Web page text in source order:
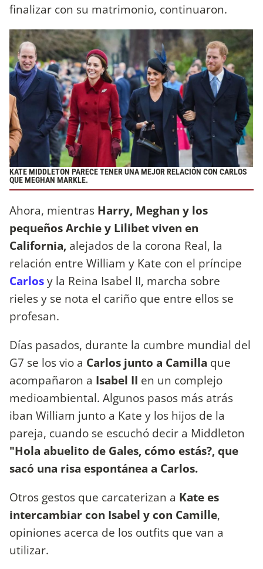
finalizar con su matrimonio, continuaron.
KATE MIDDLETON PARECE TENER UNA MEJOR RELACIÓN CON CARLOS
QUE MEGHAN MARKLE.
Ahora, mientras Harry, Meghan y los
pequeños Archie y Lilibet viven en
California, alejados de la corona Real, la
relación entre William y Kate con el príncipe
Carlosy la Reina Isabel II, marcha sobre
rieles y se nota el cariño que entre ellos se
profesan.
Días pasados, durante la cumbre mundial del
G7 se los vio a Carlos junto a Camilla que
acompañaron a Isabel II en un complejo
medioambiental. Algunos pasos más atrás
iban William junto a Kate y los hijos de la
pareja, cuando se escuchó decir a Middleton
"Hola abuelito de Gales, cómo estás?, que
sacó una risa espontánea a Carlos.
Otros gestos que carcaterizan a Kate es
intercambiar con Isabel y con Camille,
opiniones acerca de los outfits que van a
utilizar.